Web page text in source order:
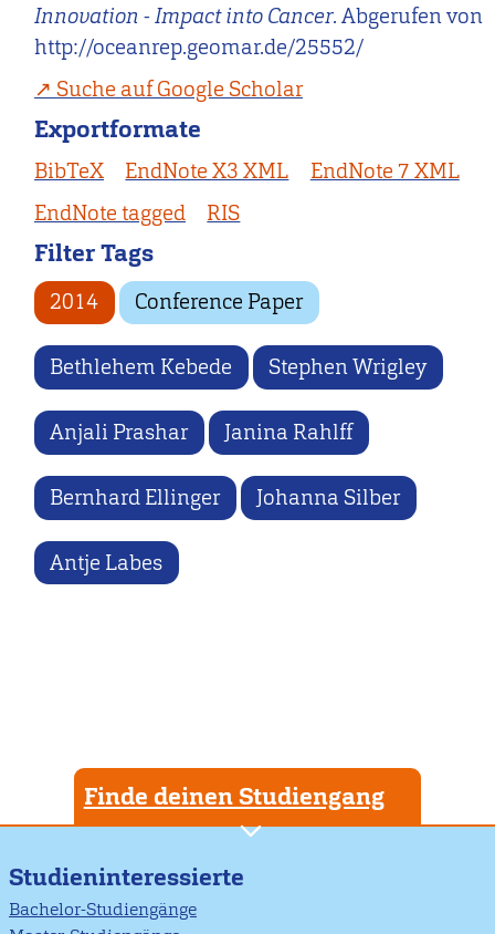
Innovation - Impact into Cancer. Abgerufen von
http://oceanrep.geomar.de/25552/
Suche auf Google Scholar
Exportformate
BibTeX EndNote X3 XML
EndNote 7 XML
EndNote tagged
RIS
Filter Tags
2014 Conference Paper
Bethlehem Kebede Stephen Wrigley
Anjali Prashar Janina Rahlff
Bernhard Ellinger Johanna Silber
Antje Labes
Finde deinen Studiengang
Studieninteressierte
Bachelor-Studiengänge